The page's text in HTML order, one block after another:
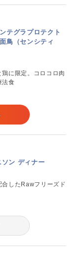
テグラプロテクト
鳥（センシティ
に限定。コロコロ肉
食
ン ディナー
したRawフリーズド